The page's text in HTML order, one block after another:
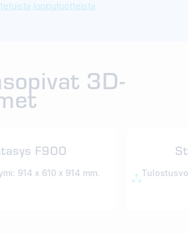
lopputuotteista
3D-
F900
914 x 610 x 914 mm.